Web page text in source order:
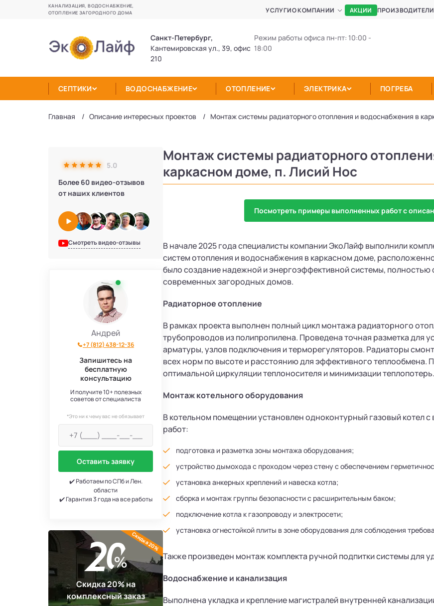
КАНАЛИЗАЦИЯ, ВОДОСНАБЖЕНИЕ,
ОТОПЛЕНИЕ ЗАГОРОДНОГО ДОМА
УСЛУГИО КОМПАНИИ АКЦИИ ПРОИЗВОДИТЕЛИ
Санкт-Петербург,
Кантемировская ул., 39, офис
210
Режим работы офиса пн-пт: 10:00 -
18:00
СЕПТИКИ ВОДОСНАБЖЕНИЕ ОТОПЛЕНИЕ ЭЛЕКТРИКА ПОГРЕБА
Главная Описание интересных проектов Монтаж системы радиаторного отопления и водоснабжения в
5.0
Более 60 видео-отзывов
от наших клиентов
Смотреть видео-отзывы
Андрей
+7 (812) 438-12-36
Запишитесь на
бесплатную
консультацию
И получите 10+ полезных
советов от специалиста
*Это ни к чему вас не обязывает
Оставить заявку
✔️ Работаем по СПб и Лен.
области
✔️ Гарантия 3 года на все работы
Скидка 20% на
комплексный заказ
Скидка 20%
Монтаж системы радиаторного
каркасном доме, п. Лисий Нос
Посмотреть примеры выполненных работ с
В начале 2025 года специалисты компании ЭкоЛайф выполнили
систем отопления и водоснабжения в каркасном доме,
было создание надежной и энергоэффективной системы,
современных загородных домов.
Радиаторное отопление
В рамках проекта выполнен полный цикл монтажа радиаторного
трубопроводов из полипропилена. Проведена точная разметка для
арматуры, узлов подключения и терморегуляторов. Радиаторы
всех норм по высоте и расстоянию для эффективного теплообмена.
оптимальной циркуляции теплоносителя и минимизации теплопотерь.
Монтаж котельного оборудования
В котельном помещении установлен одноконтурный газовый котел
работ:
подготовка и разметка зоны монтажа оборудования;
устройство дымохода с проходом через стену с обеспечением
установка анкерных креплений и навеска котла;
сборка и монтаж группы безопасности с расширительным баком;
подключение котла к газопроводу и электросети;
установка огнестойкой плиты в зоне оборудования для соблюдения
Также произведен монтаж комплекта ручной подпитки системы для
Водоснабжение и канализация
Выполнена укладка и крепление магистралей внутренней